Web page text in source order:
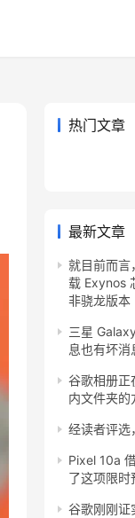
热门文章
最新文章
就目前而言
载 Exynos
非骁龙版本
三星
息也有坏消
谷歌相册正
内文件夹的
经读者评选
Pixel 10a
了这项限时
谷歌刚刚证